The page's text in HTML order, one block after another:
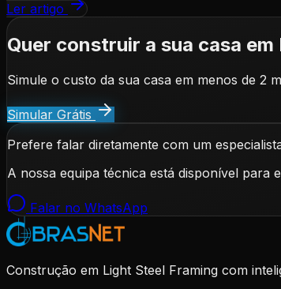
Ler artigo
Quer construir a sua casa em
Simule o custo da sua casa em menos de 2
Simular Grátis
Prefere falar diretamente com um
A nossa equipa técnica está disponível para
Falar no WhatsApp
Construção em Light Steel Framing com